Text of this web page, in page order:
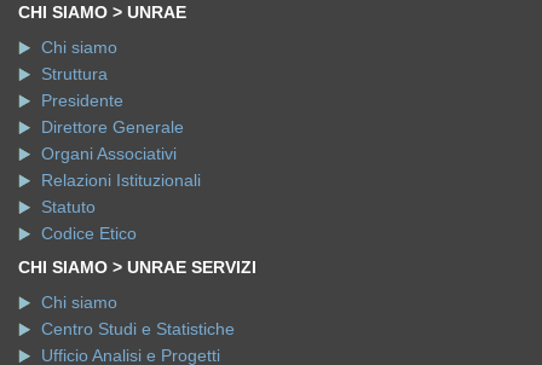
CHI SIAMO > UNRAE
Chi siamo
Struttura
Presidente
Direttore Generale
Organi Associativi
Relazioni Istituzionali
Statuto
Codice Etico
CHI SIAMO > UNRAE SERVIZI
Chi siamo
Centro Studi e Statistiche
Ufficio Analisi e Progetti